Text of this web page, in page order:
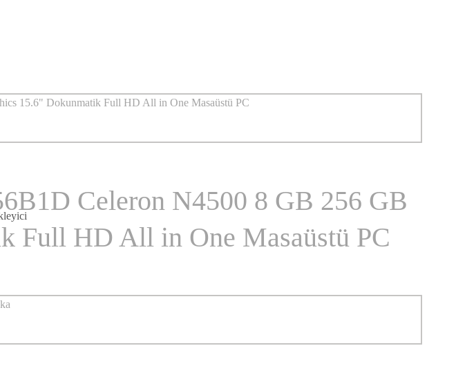
Celeron N4500 8 GB 256 GB
Full HD All in One Masaüstü PC